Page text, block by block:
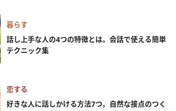
暮らす
話し上手な人の4つの特徴とは。会話で使える簡単
テクニック集
恋する
好きな人に話しかける方法7つ。自然な接点のつく